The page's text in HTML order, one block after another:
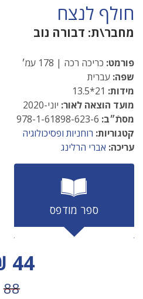
חולף לנצח
מחבר\ת: דבורה נוב
פורמט: כריכה רכה | 178 עמ׳
שפה: עברית
מידות:
מועד הוצאה לאור: יוני-2020
מסתֿ״ב:
קטגוריות: רוחניות ופסיכולוגיה
עריכה: אברי הרלינג
ספר מודפס
44 ₪
88